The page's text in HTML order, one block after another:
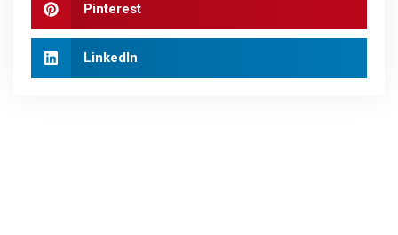
Pinterest
LinkedIn